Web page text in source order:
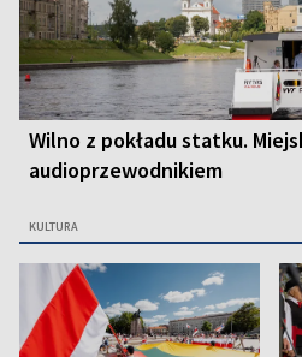
Wilno z pokładu statku.
audioprzewodnikiem
KULTURA